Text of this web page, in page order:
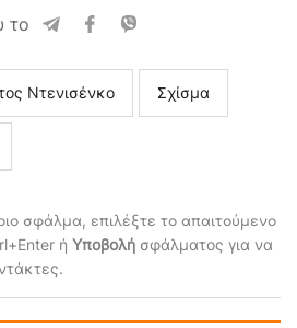
το
Ντενισένκο Σχίσμα
σφάλμα, επιλέξτε το απαιτούμενο
ή Υποβολή σφάλματος για να